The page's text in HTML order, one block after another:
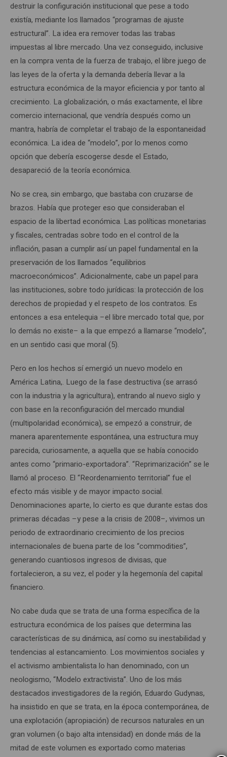
destruir la configuración institucional que pese a todo
existía, mediante los llamados “programas de ajuste
estructural”. La idea era remover todas las trabas
impuestas al libre mercado. Una vez conseguido, inclusive
en la compra venta de la fuerza de trabajo, el libre juego de
las leyes de la oferta y la demanda debería llevar a la
estructura económica de la mayor eficiencia y por tanto al
crecimiento. La globalización, o más exactamente, el libre
comercio internacional, que vendría después como un
mantra, habría de completar el trabajo de la espontaneidad
económica. La idea de “modelo”, por lo menos como
opción que debería escogerse desde el Estado,
desapareció de la teoría económica.
No se crea, sin embargo, que bastaba con cruzarse de
brazos. Había que proteger eso que consideraban el
espacio de la libertad económica. Las políticas monetarias
y fiscales, centradas sobre todo en el control de la
inflación, pasan a cumplir así un papel fundamental en la
preservación de los llamados “equilibrios
macroeconómicos”. Adicionalmente, cabe un papel para
las instituciones, sobre todo jurídicas: la protección de los
derechos de propiedad y el respeto de los contratos. Es
entonces a esa entelequia –el libre mercado total que, por
lo demás no existe– a la que empezó a llamarse “modelo”,
en un sentido casi que moral (5).
Pero en los hechos sí emergió un nuevo modelo en
América Latina,. Luego de la fase destructiva (se arrasó
con la industria y la agricultura), entrando al nuevo siglo y
con base en la reconfiguración del mercado mundial
(multipolaridad económica), se empezó a construir, de
manera aparentemente espontánea, una estructura muy
parecida, curiosamente, a aquella que se había conocido
antes como “primario-exportadora”. “Reprimarización” se le
llamó al proceso. El “Reordenamiento territorial” fue el
efecto más visible y de mayor impacto social.
Denominaciones aparte, lo cierto es que durante estas dos
primeras décadas –y pese a la crisis de 2008–, vivimos un
periodo de extraordinario crecimiento de los precios
internacionales de buena parte de los “commodities”,
generando cuantiosos ingresos de divisas, que
fortalecieron, a su vez, el poder y la hegemonía del capital
financiero.
No cabe duda que se trata de una forma específica de la
estructura económica de los países que determina las
características de su dinámica, así como su inestabilidad y
tendencias al estancamiento. Los movimientos sociales y
el activismo ambientalista lo han denominado, con un
neologismo, “Modelo extractivista”. Uno de los más
destacados investigadores de la región, Eduardo Gudynas,
ha insistido en que se trata, en la época contemporánea, de
una explotación (apropiación) de recursos naturales en un
gran volumen (o bajo alta intensidad) en donde más de la
mitad de este volumen es exportado como materias